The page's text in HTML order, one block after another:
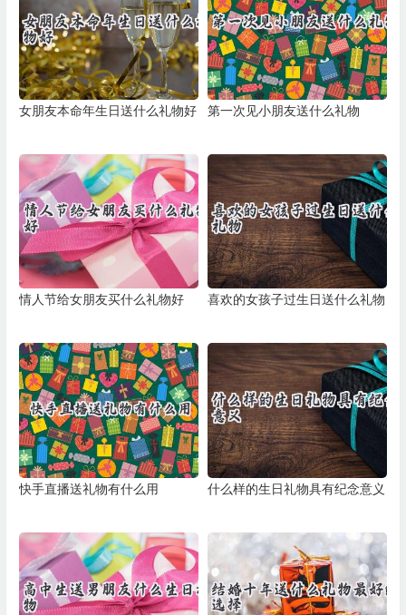
女朋友本命年生日送什么礼物好 第一次见小朋友送什么礼物
情人节给女朋友买什么礼物好 喜欢的女孩子过生日送什么礼物
快手直播送礼物有什么用 什么样的生日礼物具有纪念意义